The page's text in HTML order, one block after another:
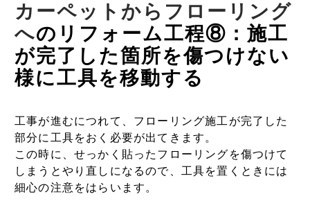
カーペットからフローリング
へのリフォーム工程⑧：施工
が完了した箇所を傷つけない
様に工具を移動する
工事が進むにつれて、フローリング施工が完了した
部分に工具をおく必要が出てきます。
この時に、せっかく貼ったフローリングを傷つけて
しまうとやり直しになるので、工具を置くときには
細心の注意をはらいます。